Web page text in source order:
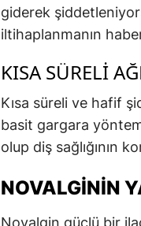
giderek
iltihaplanmanın
KISA SÜRELI
Kısa süreli ve hafif
basit gargara
olup diş sağlığının
NOVALGININ
Novalgin güçlü bir